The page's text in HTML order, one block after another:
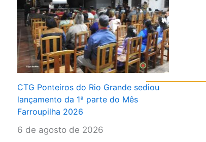
CTG Ponteiros do Rio Grande sediou
lançamento da 1ª parte do Mês
Farroupilha 2026
6 de agosto de 2026